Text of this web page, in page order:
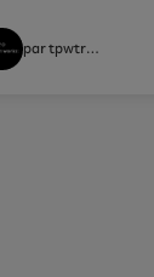
par tpwtrainer